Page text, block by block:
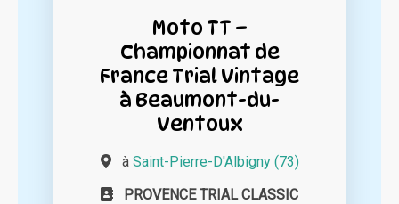
Moto TT –
Championnat de
France Trial Vintage
à Beaumont-du-
Ventoux
à Saint-Pierre-D'Albigny (73)
PROVENCE TRIAL CLASSIC